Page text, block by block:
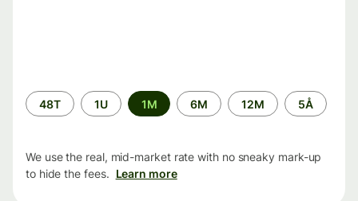
Time
period
48T 1U 1M 6M 12M 5Å
We use the real, mid-market rate with no sneaky mark-up
to hide the fees. Learn more